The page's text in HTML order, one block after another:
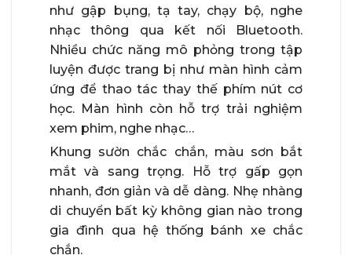
như gập bụng, tạ tay, chạy bộ, nghe
nhạc thông qua kết nối Bluetooth.
Nhiều chức năng mô phỏng trong tập
luyện được trang bị như màn hình cảm
ứng để thao tác thay thế phím nút cơ
học. Màn hình còn hỗ trợ trải nghiệm
xem phim, nghe nhạc…
Khung sườn chắc chắn, màu sơn bắt
mắt và sang trọng. Hỗ trợ gấp gọn
nhanh, đơn giản và dễ dàng. Nhẹ nhàng
di chuyển bất kỳ không gian nào trong
gia đình qua hệ thống bánh xe chắc
chắn.